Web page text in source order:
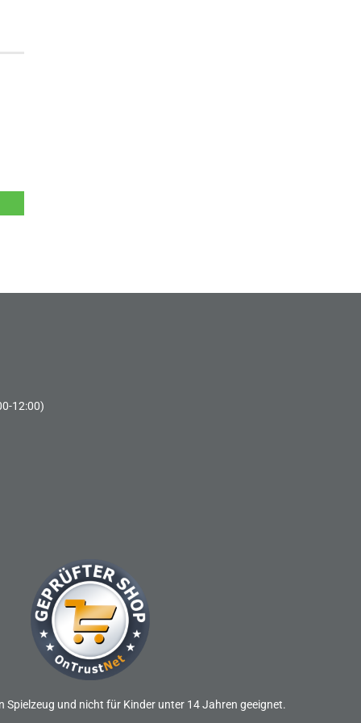
12:00)
Spielzeug und nicht für Kinder unter 14 Jahren geeignet.